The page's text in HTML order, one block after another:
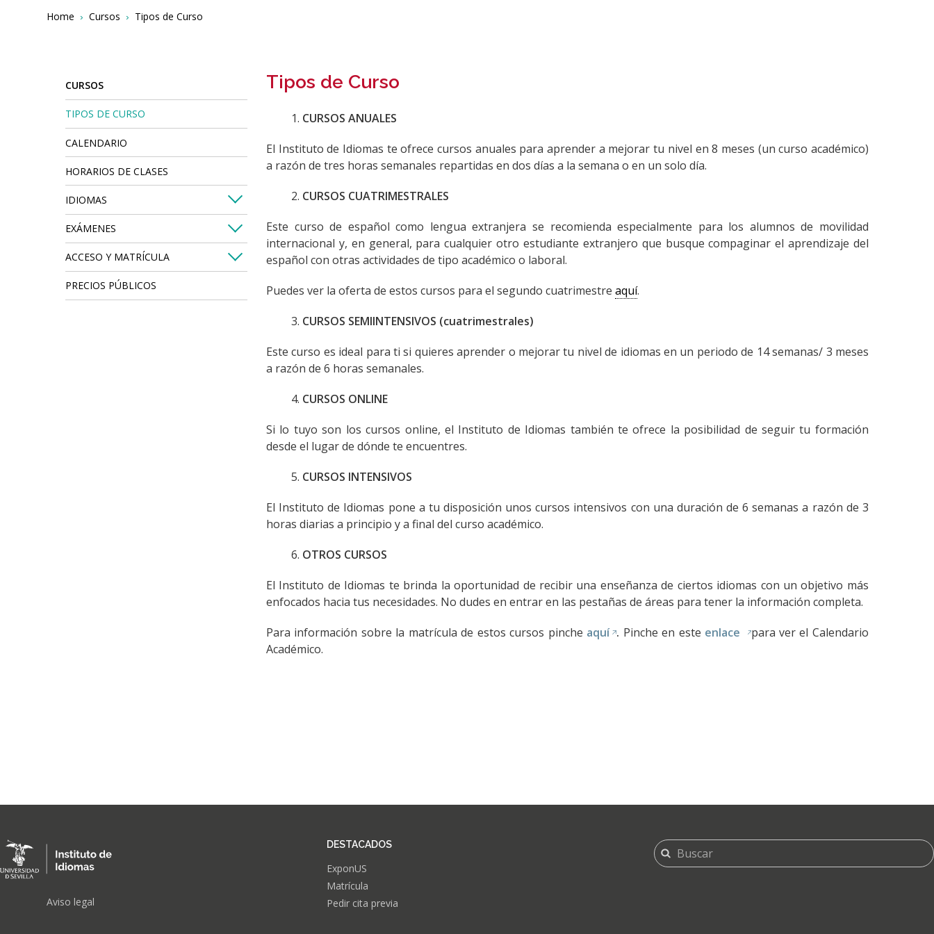
Breadcrumbs
You
Home Cursos Tipos de Curso
CURSOS
TIPOS DE CURSO
CALENDARIO
HORARIOS DE CLASES
IDIOMAS
EXÁMENES
ACCESO Y MATRÍCULA
PRECIOS PÚBLICOS
Tipos de Curso
CURSOS ANUALES
El Instituto de Idiomas te ofrece cursos anuales para aprender a mejorar tu nivel en 8 meses (un curso académico)
a razón de tres horas semanales repartidas en dos días a la semana o en un solo día.
CURSOS CUATRIMESTRALES
Este curso de español como lengua extranjera se recomienda especialmente para los alumnos de movilidad
internacional y, en general, para cualquier otro estudiante extranjero que busque compaginar el aprendizaje del
español con otras actividades de tipo académico o laboral.
Puedes ver la oferta de estos cursos para el segundo cuatrimestreaquí.
CURSOS SEMIINTENSIVOS (cuatrimestrales)
Este curso es ideal para ti si quieres aprender o mejorar tu nivel de idiomas en un periodo de 14 semanas/ 3 meses
a razón de 6 horas semanales.
CURSOS ONLINE
Si lo tuyo son los cursos online, el Instituto de Idiomas también te ofrece la posibilidad de seguir tu formación
desde el lugar de dónde te encuentres.
CURSOS INTENSIVOS
El Instituto de Idiomas pone a tu disposición unos cursos intensivos con una duración de 6 semanas a razón de 3
horas diarias a principio y a final del curso académico.
OTROS CURSOS
El Instituto de Idiomas te brinda la oportunidad de recibir una enseñanza de ciertos idiomas con un objetivo más
enfocados hacia tus necesidades. No dudes en entrar en las pestañas de áreas para tener la información completa.
Para información sobre la matrícula de estos cursos pinche aquí . Pinche en este enlace
para ver el Calendario
Académico.
Aviso legal
DESTACADOS
ExponUS
Matrícula
Pedir cita previa
FORMULARIO
DE
BÚSQUEDA
Buscar